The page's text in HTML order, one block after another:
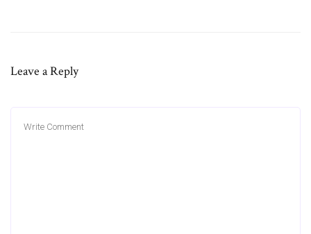
Leave a Reply